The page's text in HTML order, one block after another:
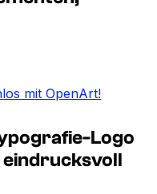
mit OpenArt!
Logo